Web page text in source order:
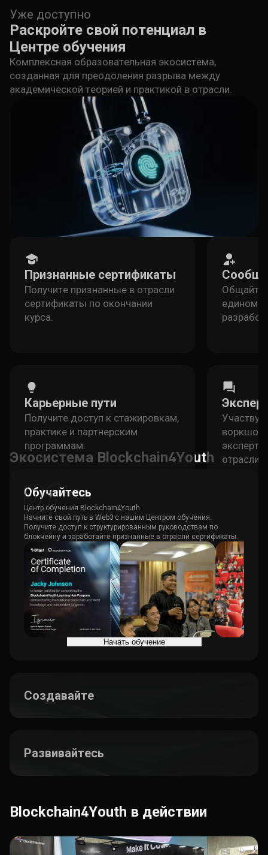
Уже доступно
Раскройте свой потенциал в
Центре обучения
Комплексная образовательная экосистема,
созданная для преодоления разрыва между
академической теорией и практикой в отрасли.
Признанные сертификаты
Получите признанные в отрасли
сертификаты по окончании
курса.
Карьерные пути
Получите доступ к стажировкам,
практике и партнерским
программам.
отрасли.
Экосистема Blockchain4Youth
Обучайтесь
Центр обучения Blockchain4Youth
Начните свой путь в Web3 с нашим Центром обучения.
Получите доступ к структурированным руководствам по
блокчейну и заработайте признанные в отрасли сертификаты.
Начать обучение
Создавайте
Развивайтесь
Blockchain4Youth в действии